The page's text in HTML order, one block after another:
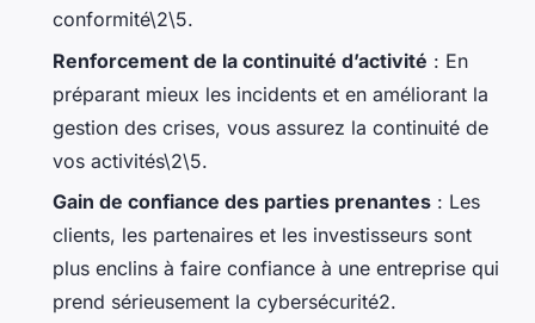
conformité\2\5.
Renforcement de la continuité d’activité : En
préparant mieux les incidents et en améliorant la
gestion des crises, vous assurez la continuité de
vos activités\2\5.
Gain de confiance des parties prenantes : Les
clients, les partenaires et les investisseurs sont
plus enclins à faire confiance à une entreprise qui
prend sérieusement la cybersécurité2.